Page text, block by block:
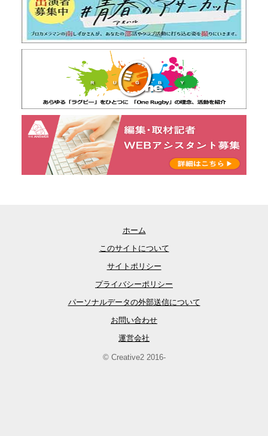
ホーム
このサイトについて
サイトポリシー
プライバシーポリシー
パーソナルデータの外部送信について
お問い合わせ
運営会社
© Creative2 2016-